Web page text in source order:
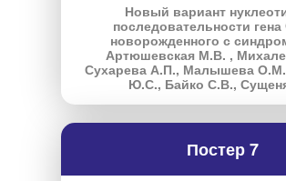
Новый вариант
последовательности гена
новорожденного с
Артюшевская М.В. ,
Сухарева А.П., Малышева
Ю.С., Байко С.В.,
Постер 7